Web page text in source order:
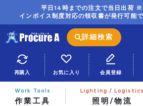
平日14時までの注文で当日出荷 ※
インボイス制度対応の領収書が発行可能
詳細検索
再購入 お気に入り 会員登録
作業工具 照明/物流